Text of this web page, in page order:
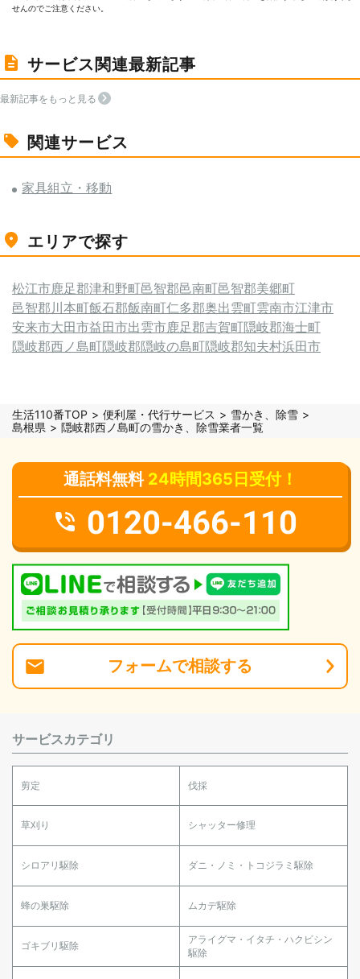
せんのでご注意ください。
サービス関連最新記事
最新記事をもっと見る
関連サービス
家具組立・移動
エリアで探す
松江市鹿足郡津和野町邑智郡邑南町邑智郡美郷町
邑智郡川本町飯石郡飯南町仁多郡奥出雲町雲南市江津市
安来市大田市益田市出雲市鹿足郡吉賀町隠岐郡海士町
隠岐郡西ノ島町隠岐郡隠岐の島町隠岐郡知夫村浜田市
生活110番TOP 便利屋・代行サービス
雪かき、除雪
島根県
隠岐郡西ノ島町の雪かき、除雪業者一覧
通話料無料 24時間365日受付！
0120-466-110
フォームで相談する
サービスカテゴリ
剪定 伐採
草刈り シャッター修理
シロアリ駆除 ダニ・ノミ・トコジラミ駆除
蜂の巣駆除 ムカデ駆除
ゴキブリ駆除
アライグマ・イタチ・ハクビシン
駆除